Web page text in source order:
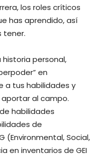
los roles críticos
has aprendido, así
tener.
personal,
en
a tus habilidades y
al campo.
habilidades
de
(Environmental, Social,
en inventarios de GEI